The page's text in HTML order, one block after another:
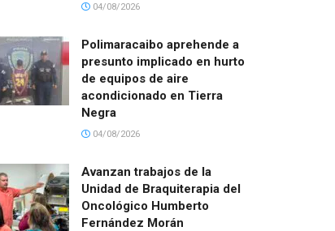
04/08/2026
Polimaracaibo aprehende a
presunto implicado en hurto
de equipos de aire
acondicionado en Tierra
Negra
04/08/2026
Avanzan trabajos de la
Unidad de Braquiterapia del
Oncológico Humberto
Fernández Morán